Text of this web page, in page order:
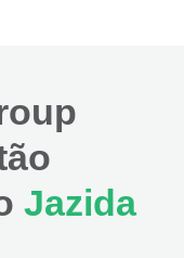
Jazida